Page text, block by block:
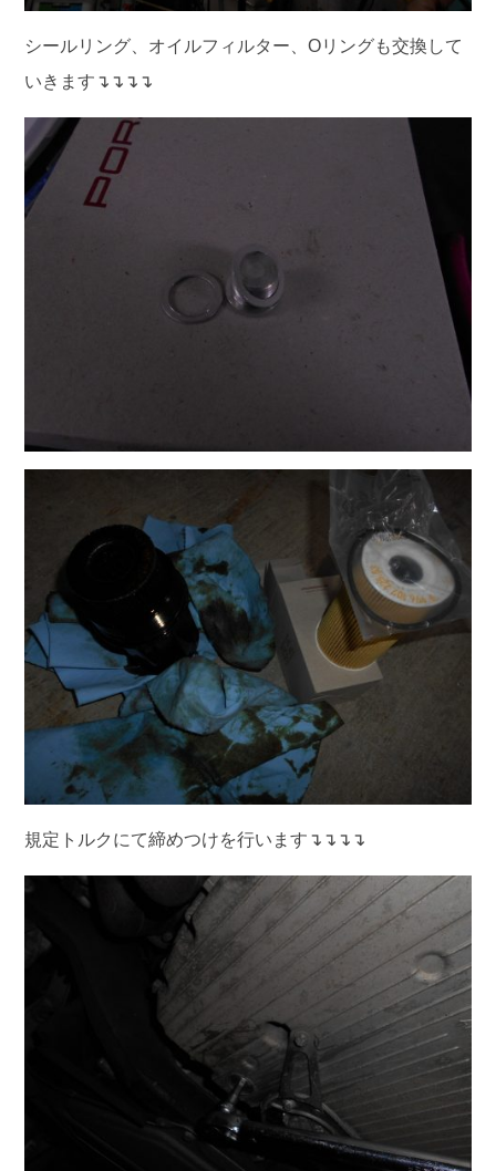
シールリング、オイルフィルター、Oリングも交換して
いきます↴↴↴↴
規定トルクにて締めつけを行います↴↴↴↴